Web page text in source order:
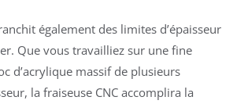
également des limites d’épaisseur
Que vous travailliez sur une fine
d’acrylique massif de plusieurs
la fraiseuse CNC accomplira la